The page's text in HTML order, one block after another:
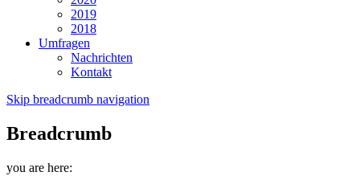
2019
2018
Umfragen
Nachrichten
Kontakt
Skip breadcrumb navigation
Breadcrumb
you are here: